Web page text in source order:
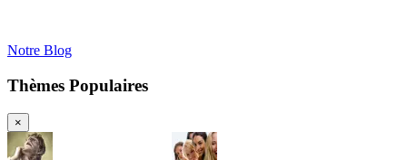
Notre Blog
Thèmes Populaires
×